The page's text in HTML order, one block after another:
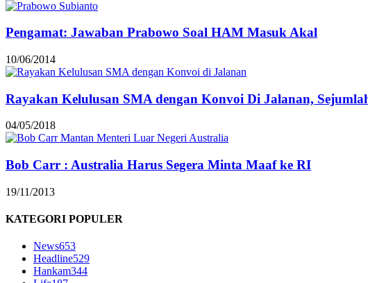
Pengamat: Jawaban Prabowo Soal HAM Masuk Akal
10/06/2014
Rayakan Kelulusan SMA dengan Konvoi Di Jalanan,
04/05/2018
Bob Carr : Australia Harus Segera Minta Maaf ke RI
19/11/2013
KATEGORI POPULER
News653
Headline529
Hankam344